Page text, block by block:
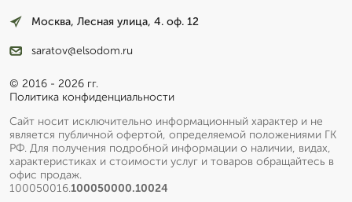
Москва, Лесная улица, 4. оф. 12
saratov@elsodom.ru
© 2016 - 2026 гг.
Политика конфиденциальности
Сайт носит исключительно информационный характер и не
является публичной офертой, определяемой положениями ГК
РФ. Для получения подробной информации о наличии, видах,
характеристиках и стоимости услуг и товаров обращайтесь в
офис продаж.
100050016.100050000.10024